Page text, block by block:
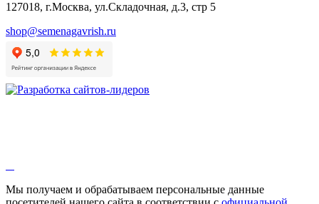
Валериана
Валерианелла
Гибискус лекарственный
Девясил
Душица
Змееголовник
Мыльнянка
127018, г.Москва, ул.Складочная, д.3, стр 5
shop@semenagavrish.ru
Мы получаем и обрабатываем персональные данные